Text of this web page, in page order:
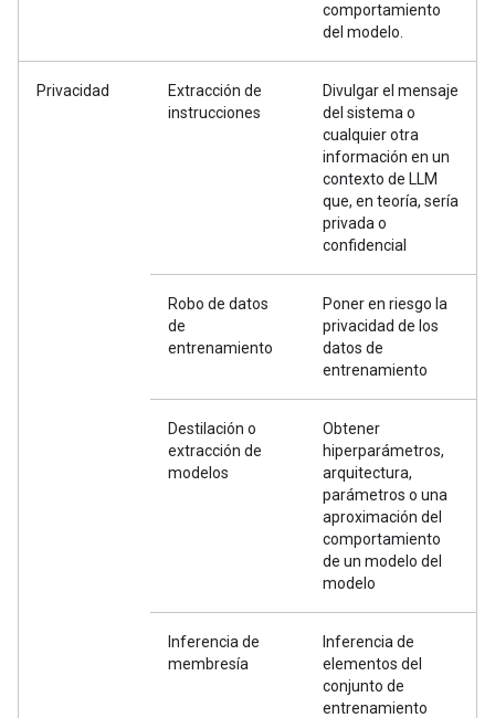
comportamiento
del modelo.
Privacidad
Extracción de
instrucciones
Divulgar el mensaje
del sistema o
cualquier otra
información en un
contexto de LLM
que, en teoría, sería
privada o
confidencial
Robo de datos
de
entrenamiento
Poner en riesgo la
privacidad de los
datos de
entrenamiento
Destilación o
extracción de
modelos
Obtener
hiperparámetros,
arquitectura,
parámetros o una
aproximación del
comportamiento
de un modelo del
modelo
Inferencia de
membresía
Inferencia de
elementos del
conjunto de
entrenamiento